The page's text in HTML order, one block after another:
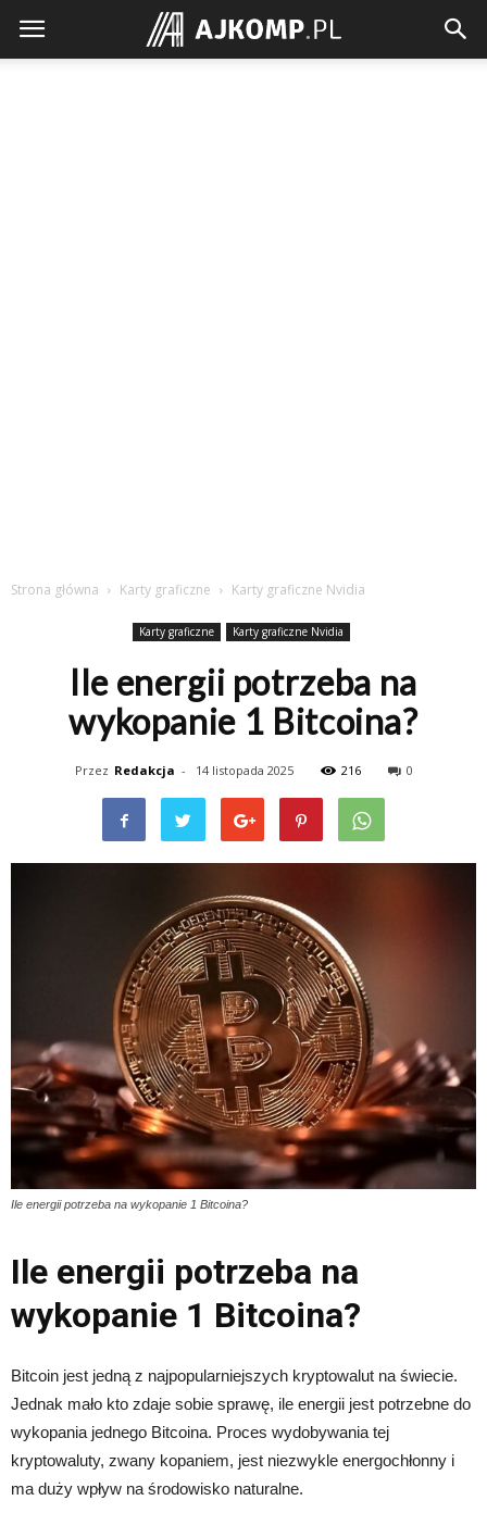
Ajkomp.pl
Strona główna Karty graficzne Karty graficzne Nvidia
Karty graficzne Karty graficzne Nvidia
Ile energii potrzeba na
wykopanie 1 Bitcoina?
Przez Redakcja - 14 listopada 2025 216 0
Ile energii potrzeba na wykopanie 1 Bitcoina?
Ile energii potrzeba na
wykopanie 1 Bitcoina?
Bitcoin jest jedną z najpopularniejszych kryptowalut na świecie.
Jednak mało kto zdaje sobie sprawę, ile energii jest potrzebne do
wykopania jednego Bitcoina. Proces wydobywania tej
kryptowaluty, zwany kopaniem, jest niezwykle energochłonny i
ma duży wpływ na środowisko naturalne.